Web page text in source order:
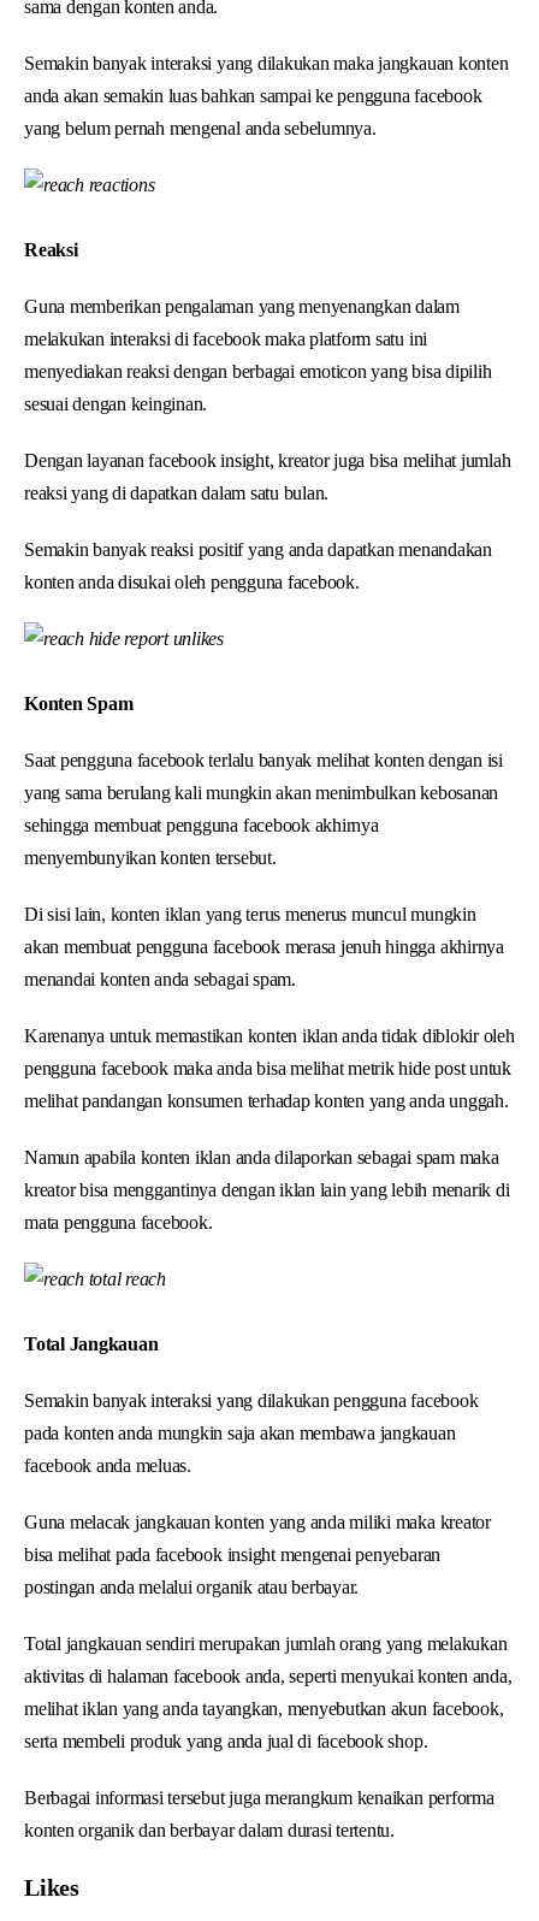
sama dengan konten anda.
Semakin banyak interaksi yang dilakukan maka jangkauan konten
anda akan semakin luas bahkan sampai ke pengguna facebook
yang belum pernah mengenal anda sebelumnya.
Reaksi
Guna memberikan pengalaman yang menyenangkan dalam
melakukan interaksi di facebook maka platform satu ini
menyediakan reaksi dengan berbagai emoticon yang bisa dipilih
sesuai dengan keinginan.
Dengan layanan facebook insight, kreator juga bisa melihat jumlah
reaksi yang di dapatkan dalam satu bulan.
Semakin banyak reaksi positif yang anda dapatkan menandakan
konten anda disukai oleh pengguna facebook.
Konten Spam
Saat pengguna facebook terlalu banyak melihat konten dengan isi
yang sama berulang kali mungkin akan menimbulkan kebosanan
sehingga membuat pengguna facebook akhirnya
menyembunyikan konten tersebut.
Di sisi lain, konten iklan yang terus menerus muncul mungkin
akan membuat pengguna facebook merasa jenuh hingga akhirnya
menandai konten anda sebagai spam.
Karenanya untuk memastikan konten iklan anda tidak diblokir oleh
pengguna facebook maka anda bisa melihat metrik hide post untuk
melihat pandangan konsumen terhadap konten yang anda unggah.
Namun apabila konten iklan anda dilaporkan sebagai spam maka
kreator bisa menggantinya dengan iklan lain yang lebih menarik di
mata pengguna facebook.
Total Jangkauan
Semakin banyak interaksi yang dilakukan pengguna facebook
pada konten anda mungkin saja akan membawa jangkauan
facebook anda meluas.
Guna melacak jangkauan konten yang anda miliki maka kreator
bisa melihat pada facebook insight mengenai penyebaran
postingan anda melalui organik atau berbayar.
Total jangkauan sendiri merupakan jumlah orang yang melakukan
aktivitas di halaman facebook anda, seperti menyukai konten anda,
melihat iklan yang anda tayangkan, menyebutkan akun facebook,
serta membeli produk yang anda jual di facebook shop.
Berbagai informasi tersebut juga merangkum kenaikan performa
konten organik dan berbayar dalam durasi tertentu.
Likes